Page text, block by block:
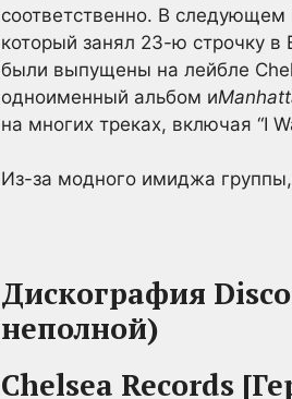
соответственно. В следующем
который занял 23-ю строчку в
были выпущены на лейбле
одноименный альбом и
на многих треках, включая “I
Из-за модного имиджа
Дискография
неполной)
Chelsea Records